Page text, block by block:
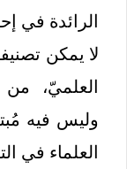
الرائدة في
لا يمكن
العلميّ،
وليس فيه
العلماء في